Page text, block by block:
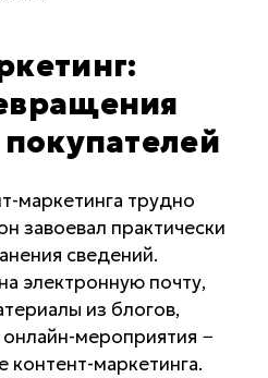
вход \ Левый торец здания
до 18:30 (по Хбк)
маркетинга трудно
завоевал практически
сведений.
электронную почту,
из блогов,
мероприятия −
контент-маркетинга.